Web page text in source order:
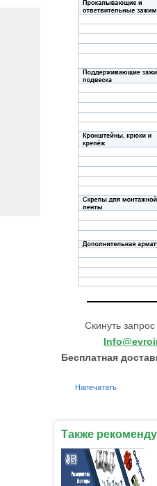
Скинуть
Бесплатная
Напечатать
Также